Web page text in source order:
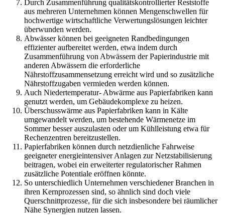
Durch Zusammenführung qualitätskontrollierter Reststoffe
aus mehreren Unternehmen können Mengenschwellen für
hochwertige wirtschaftliche Verwertungslösungen leichter
überwunden werden.
Abwässer können bei geeigneten Randbedingungen
effizienter aufbereitet werden, etwa indem durch
Zusammenführung von Abwässern der Papierindustrie mit
anderen Abwässern die erforderliche
Nährstoffzusammensetzung erreicht wird und so zusätzliche
Nährstoffzugaben vermieden werden können.
Auch Niedertemperatur- Abwärme aus Papierfabriken kann
genutzt werden, um Gebäudekomplexe zu heizen.
Überschusswärme aus Papierfabriken kann in Kälte
umgewandelt werden, um bestehende Wärmenetze im
Sommer besser auszulasten oder um Kühlleistung etwa für
Rechenzentren bereitzustellen.
Papierfabriken können durch netzdienliche Fahrweise
geeigneter energieintensiver Anlagen zur Netzstabilisierung
beitragen, wobei ein erweiterter regulatorischer Rahmen
zusätzliche Potentiale eröffnen könnte.
So unterschiedlich Unternehmen verschiedener Branchen in
ihren Kernprozessen sind, so ähnlich sind doch viele
Querschnittprozesse, für die sich insbesondere bei räumlicher
Nähe Synergien nutzen lassen.